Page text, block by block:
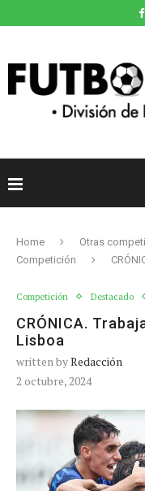
Home Otras
Competición
Competición Destacado
CRÓNICA.
Lisboa
written byRedacción
2 octubre, 2024